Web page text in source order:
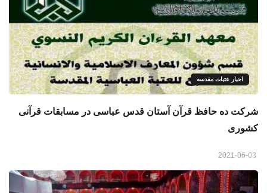
اخبار عتبات مقدسه
شرکت ده حافظ قرآن آستان قدس عباسی در مسابقات قرآنی
کشوری